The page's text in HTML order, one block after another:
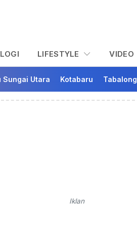
LIFESTYLE VIDEO
Sungai Utara Kotabaru Tabalong
Iklan